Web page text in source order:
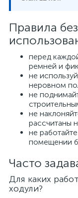
Правила
перед
ремней и
не
неровном
не
не
рассчитаны
не
помещении
Часто
Для каких
ходули?